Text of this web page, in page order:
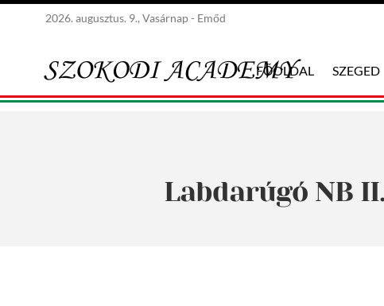
2026. augusztus. 9., Vasárnap - Emőd
FŐOLDAL SZEGED
Labdarúgó NB